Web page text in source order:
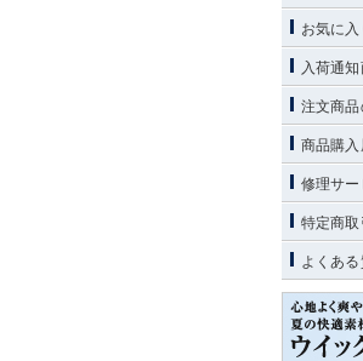
お気に
入荷通
注文商
商品購
修理サー
特定商
よくあ